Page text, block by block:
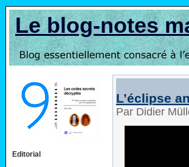
Le blog-notes
Editorial
L’éclipse
Par Didier